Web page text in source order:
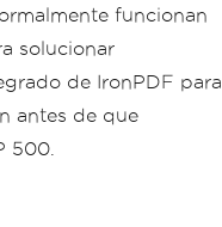
funcionan
solucionar
de IronPDF para
antes de que
500.